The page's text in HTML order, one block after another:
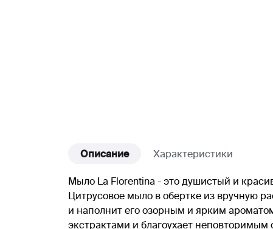
Описание Характеристики
Мыло La Florentina - это душистый и
Цитрусовое мыло в обертке из вручную
и наполнит его озорным и ярким
экстрактами и благоухает